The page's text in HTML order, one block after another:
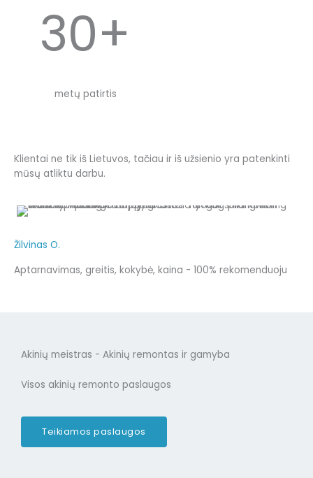
30+
metų patirtis
Klientai ne tik iš Lietuvos, tačiau ir iš užsienio yra patenkinti
mūsų atliktu darbu.
Žilvinas O.
Aptarnavimas, greitis, kokybė, kaina - 100% rekomenduoju
Akinių meistras - Akinių remontas ir gamyba
Visos akinių remonto paslaugos
Teikiamos paslaugos